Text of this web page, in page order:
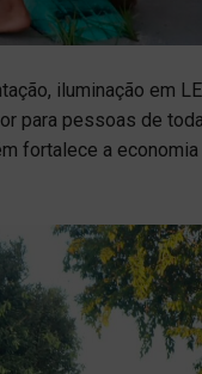
iluminação em
para pessoas de
fortalece a